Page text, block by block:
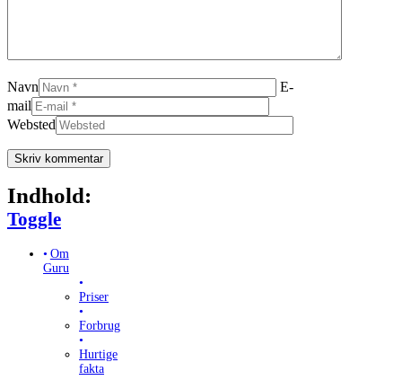
Navn
E-
mail
Websted
Indhold:
Toggle Table of Content
Toggle
Om
Guru
Priser
Forbrug
Hurtige
fakta